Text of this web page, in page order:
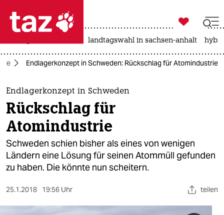
 taz zahl ich
taz zahl ich
themen
politik
öko
gesellschaft
sport

taz zahl ich
landtagswahl in sachsen-anhalt
Endlagerkonzept in Schweden: Rückschlag für Atomindustrie
Endlagerkonzept in Schweden
Rückschlag für
Atomindustrie
Schweden schien bisher als eines von wenigen
Ländern eine Lösung für seinen Atommüll gefunden
zu haben. Die könnte nun scheitern.
25.1.2018 19:56 Uhr teilen